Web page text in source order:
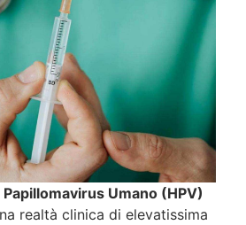
Papillomavirus Umano (HPV)
realtà clinica di elevatissima